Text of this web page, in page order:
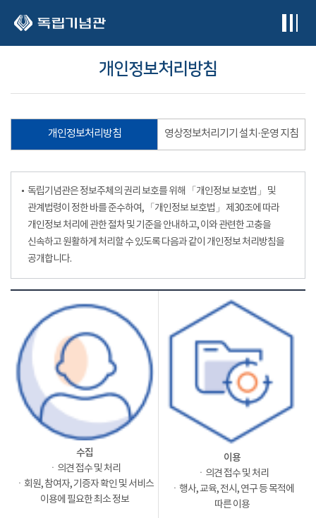
개인정보처리방침
개인정보처리방침 영상정보처리기기 설치·운영 지침
독립기념관은 정보주체의 권리 보호를 위해 「개인정보 보호법」 및
관계법령이 정한 바를 준수하여, 「개인정보 보호법」 제30조에 따라
개인정보 처리에 관한 절차 및 기준을 안내하고, 이와 관련한 고충을
신속하고 원활하게 처리할 수 있도록 다음과 같이 개인정보 처리방침을
공개합니다.
수집
ㆍ의견 접수 및 처리
ㆍ회원, 참여자, 기증자 확인 및 서비스
이용에 필요한 최소 정보
이용
ㆍ의견 접수 및 처리
ㆍ행사, 교육, 전시, 연구 등 목적에
따른 이용